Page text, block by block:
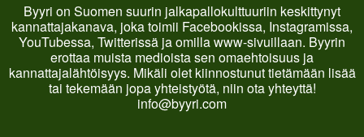
Byyri on Suomen suurin jalkapallokulttuuriin keskittynyt
kannattajakanava, joka toimii Facebookissa, Instagramissa,
YouTubessa, Twitterissä ja omilla www-sivuillaan. Byyrin
erottaa muista medioista sen omaehtoisuus ja
kannattajalähtöisyys. Mikäli olet kiinnostunut tietämään lisää
tai tekemään jopa yhteistyötä, niin ota yhteyttä!
info@byyri.com